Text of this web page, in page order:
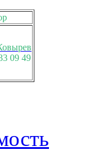
09 49